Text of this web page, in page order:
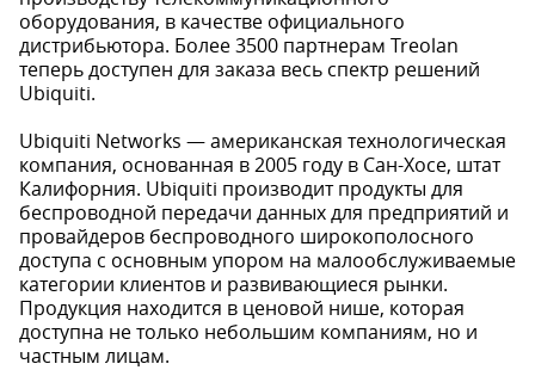
оборудования, в качестве официального
дистрибьютора. Более 3500 партнерам Treolan
теперь доступен для заказа весь спектр решений
Ubiquiti.
Ubiquiti Networks — американская технологическая
компания, основанная в 2005 году в Сан-Хосе, штат
Калифорния. Ubiquiti производит продукты для
беспроводной передачи данных для предприятий и
провайдеров беспроводного широкополосного
доступа с основным упором на малообслуживаемые
категории клиентов и развивающиеся рынки.
Продукция находится в ценовой нише, которая
доступна не только небольшим компаниям, но и
частным лицам.